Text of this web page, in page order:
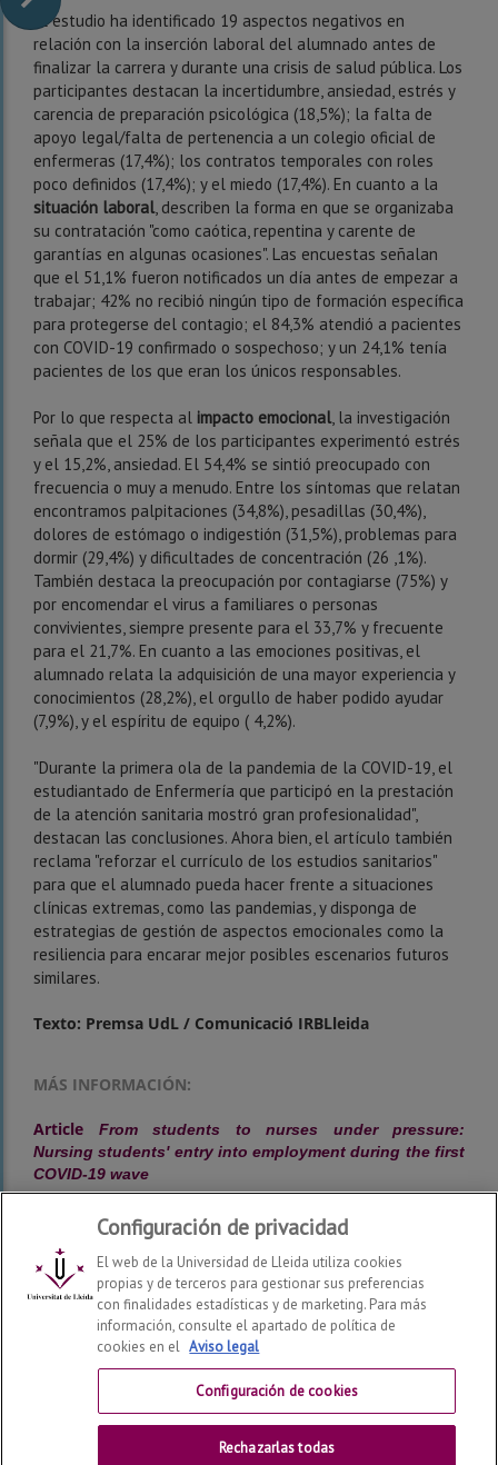
El estudio ha identificado 19 aspectos negativos en
relación con la inserción laboral del alumnado antes de
finalizar la carrera y durante una crisis de salud pública. Los
participantes destacan la incertidumbre, ansiedad, estrés y
carencia de preparación psicológica (18,5%); la falta de
apoyo legal/falta de pertenencia a un colegio oficial de
enfermeras (17,4%); los contratos temporales con roles
poco definidos (17,4%); y el miedo (17,4%). En cuanto a la
situación laboral, describen la forma en que se organizaba
su contratación "como caótica, repentina y carente de
garantías en algunas ocasiones". Las encuestas señalan
que el 51,1% fueron notificados un día antes de empezar a
trabajar; 42% no recibió ningún tipo de formación específica
para protegerse del contagio; el 84,3% atendió a pacientes
con COVID-19 confirmado o sospechoso; y un 24,1% tenía
pacientes de los que eran los únicos responsables.
Por lo que respecta al impacto emocional, la investigación
señala que el 25% de los participantes experimentó estrés
y el 15,2%, ansiedad. El 54,4% se sintió preocupado con
frecuencia o muy a menudo. Entre los síntomas que relatan
encontramos palpitaciones (34,8%), pesadillas (30,4%),
dolores de estómago o indigestión (31,5%), problemas para
dormir (29,4%) y dificultades de concentración (26 ,1%).
También destaca la preocupación por contagiarse (75%) y
por encomendar el virus a familiares o personas
convivientes, siempre presente para el 33,7% y frecuente
para el 21,7%. En cuanto a las emociones positivas, el
alumnado relata la adquisición de una mayor experiencia y
conocimientos (28,2%), el orgullo de haber podido ayudar
(7,9%), y el espíritu de equipo ( 4,2%).
"Durante la primera ola de la pandemia de la COVID-19, el
estudiantado de Enfermería que participó en la prestación
de la atención sanitaria mostró gran profesionalidad",
destacan las conclusiones. Ahora bien, el artículo también
reclama "reforzar el currículo de los estudios sanitarios"
para que el alumnado pueda hacer frente a situaciones
clínicas extremas, como las pandemias, y disponga de
estrategias de gestión de aspectos emocionales como la
resiliencia para encarar mejor posibles escenarios futuros
similares.
Texto: Premsa UdL / Comunicació IRBLleida
MÁS INFORMACIÓN:
Article
From students to nurses under pressure:
Nursing students' entry into employment during the first
COVID-19 wave
Facultad de Enfermería y Fisioterapia
Contactar
Configuración de privacidad
El web de la Universidad de Lleida utiliza cookies
propias y de terceros para gestionar sus preferencias
con finalidades estadísticas y de marketing. Para más
información, consulte el apartado de política de
cookies en el Aviso legal
Configuración de cookies
Rechazarlas todas